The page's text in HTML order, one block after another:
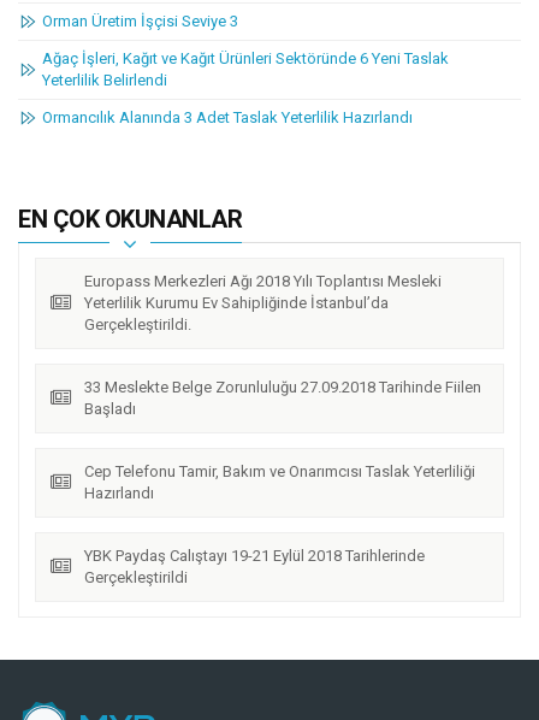
urumu Ev Sahipliğinde İstanbul’da Gerçekleştirildi.
Orman Üretim İşçisi Seviye 3
Ağaç İşleri, Kağıt ve Kağıt Ürünleri Sektöründe 6 Yeni Taslak
Yeterlilik Belirlendi
Ormancılık Alanında 3 Adet Taslak Yeterlilik Hazırlandı
EN ÇOK OKUNANLAR
Europass Merkezleri Ağı 2018 Yılı Toplantısı Mesleki
Yeterlilik Kurumu Ev Sahipliğinde İstanbul’da
Gerçekleştirildi.
33 Meslekte Belge Zorunluluğu 27.09.2018 Tarihinde Fiilen
Başladı
Cep Telefonu Tamir, Bakım ve Onarımcısı Taslak Yeterliliği
Hazırlandı
YBK Paydaş Calıştayı 19-21 Eylül 2018 Tarihlerinde
Gerçekleştirildi